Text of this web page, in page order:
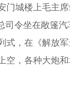
门城楼上毛主席站
司令坐在敞篷汽车
式，在《解放军进
空，各种大炮和坦